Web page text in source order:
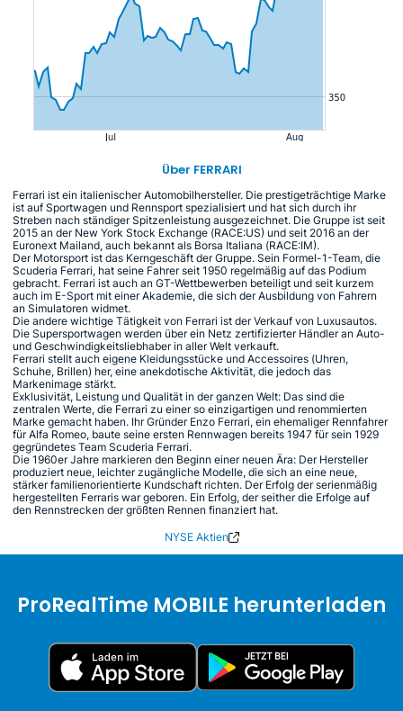
Über FERRARI
Ferrari ist ein italienischer Automobilhersteller. Die prestigeträchtige Marke
ist auf Sportwagen und Rennsport spezialisiert und hat sich durch ihr
Streben nach ständiger Spitzenleistung ausgezeichnet. Die Gruppe ist seit
2015 an der New York Stock Exchange (RACE:US) und seit 2016 an der
Euronext Mailand, auch bekannt als Borsa Italiana (RACE:IM).
Der Motorsport ist das Kerngeschäft der Gruppe. Sein Formel-1-Team, die
Scuderia Ferrari, hat seine Fahrer seit 1950 regelmäßig auf das Podium
gebracht. Ferrari ist auch an GT-Wettbewerben beteiligt und seit kurzem
auch im E-Sport mit einer Akademie, die sich der Ausbildung von Fahrern
an Simulatoren widmet.
Die andere wichtige Tätigkeit von Ferrari ist der Verkauf von Luxusautos.
Die Supersportwagen werden über ein Netz zertifizierter Händler an Auto-
und Geschwindigkeitsliebhaber in aller Welt verkauft.
Ferrari stellt auch eigene Kleidungsstücke und Accessoires (Uhren,
Schuhe, Brillen) her, eine anekdotische Aktivität, die jedoch das
Markenimage stärkt.
Exklusivität, Leistung und Qualität in der ganzen Welt: Das sind die
zentralen Werte, die Ferrari zu einer so einzigartigen und renommierten
Marke gemacht haben. Ihr Gründer Enzo Ferrari, ein ehemaliger Rennfahrer
für Alfa Romeo, baute seine ersten Rennwagen bereits 1947 für sein 1929
gegründetes Team Scuderia Ferrari.
Die 1960er Jahre markieren den Beginn einer neuen Ära: Der Hersteller
produziert neue, leichter zugängliche Modelle, die sich an eine neue,
stärker familienorientierte Kundschaft richten. Der Erfolg der serienmäßig
hergestellten Ferraris war geboren. Ein Erfolg, der seither die Erfolge auf
den Rennstrecken der größten Rennen finanziert hat.
NYSE Aktien
ProRealTime MOBILE herunterladen